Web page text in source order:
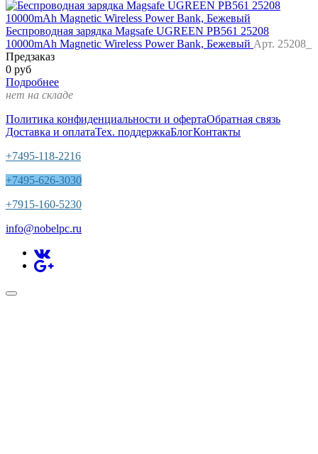
Беспроводная зарядка Magsafe UGREEN PB561 25208
10000mAh Magnetic Wireless Power Bank, Бежевый Арт. 25208_
Предзаказ
0 руб
Подробнее
нет на складе
Политика конфиденциальности и офертаОбратная связь
Доставка и оплатаТех. поддержкаБлогКонтакты
+7495-118-2216
+7495-626-3030
+7915-160-5230
info@nobelpc.ru